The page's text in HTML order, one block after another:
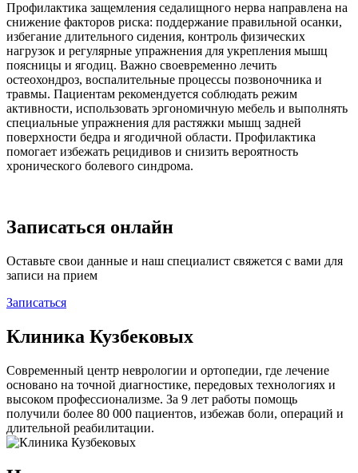
Профилактика защемления седалищного нерва направлена на
снижение факторов риска: поддержание правильной осанки,
избегание длительного сидения, контроль физических
нагрузок и регулярные упражнения для укрепления мышц
поясницы и ягодиц. Важно своевременно лечить
остеохондроз, воспалительные процессы позвоночника и
травмы. Пациентам рекомендуется соблюдать режим
активности, использовать эргономичную мебель и выполнять
специальные упражнения для растяжки мышц задней
поверхности бедра и ягодичной области. Профилактика
помогает избежать рецидивов и снизить вероятность
хронического болевого синдрома.
Записаться онлайн
Оставьте свои данные и наш специалист свяжется с вами для
записи на прием
Записаться
Клиника Кузбековых
Современный центр неврологии и ортопедии, где лечение
основано на точной диагностике, передовых технологиях и
высоком профессионализме. За 9 лет работы помощь
получили более 80 000 пациентов, избежав боли, операций и
длительной реабилитации.